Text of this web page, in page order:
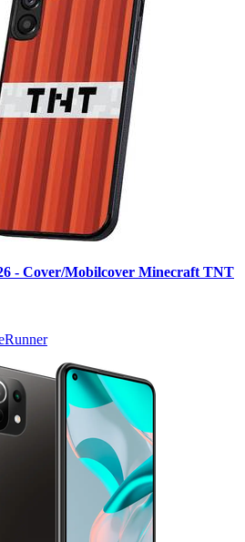
- Cover/Mobilcover Minecraft TNT